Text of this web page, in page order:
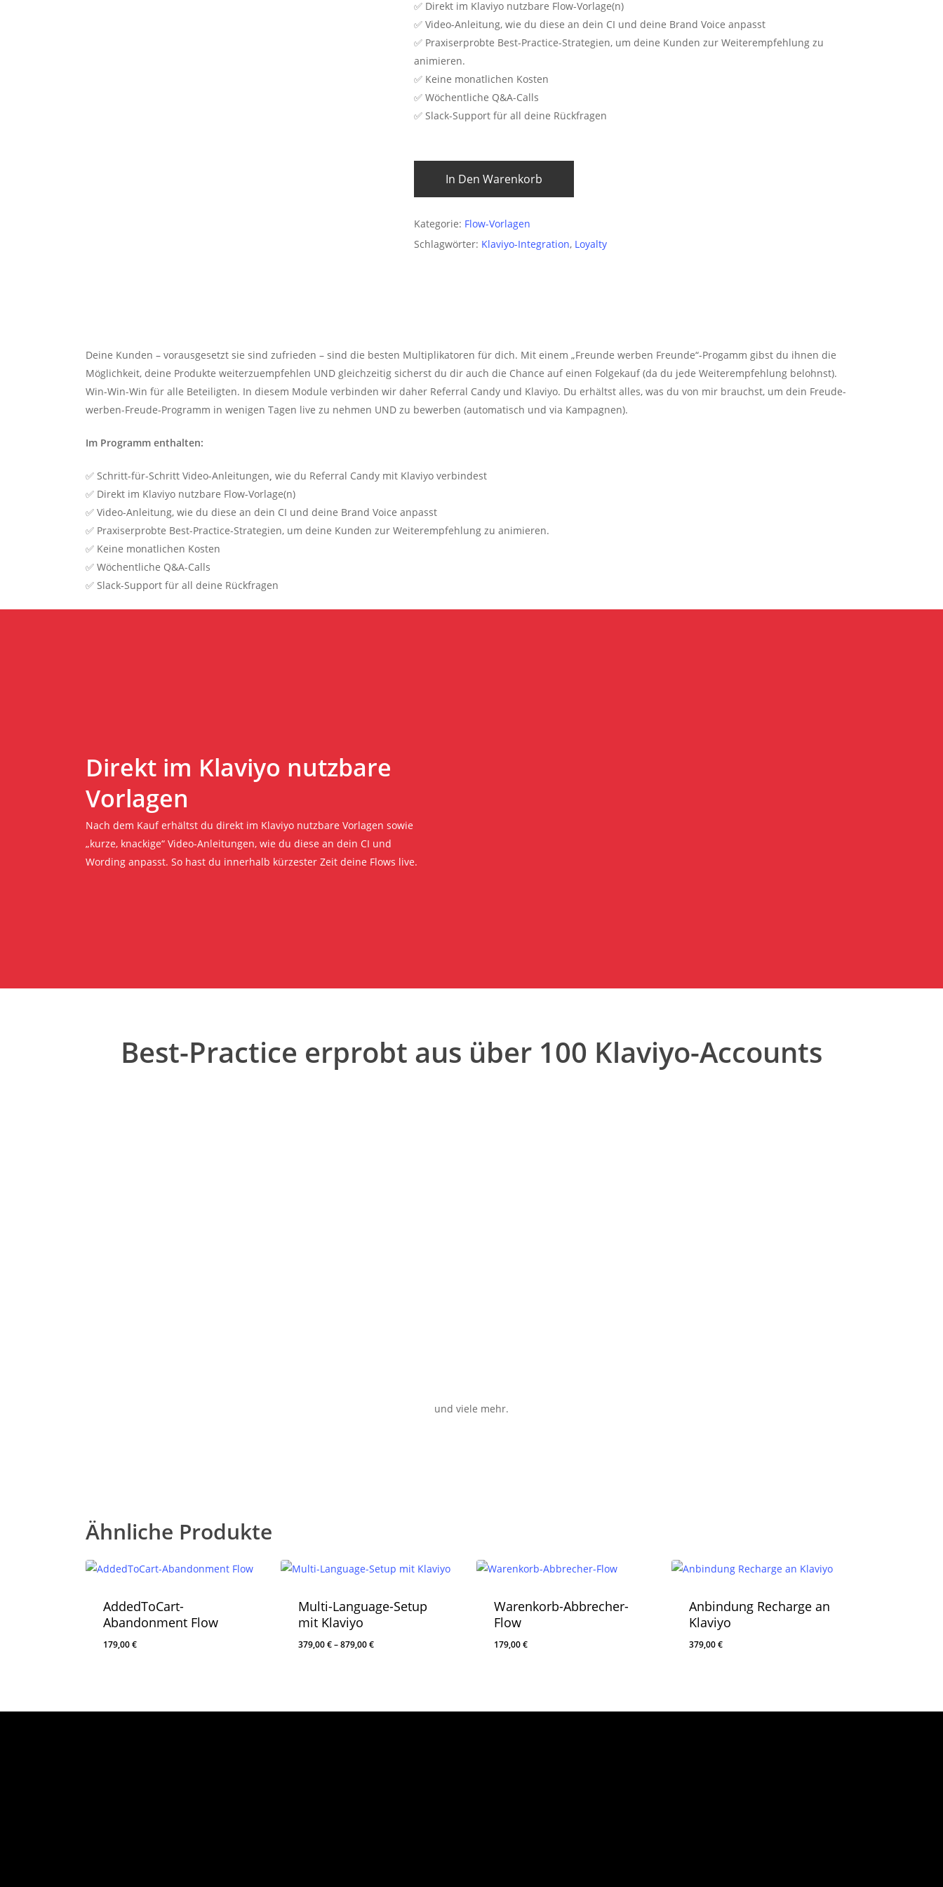
✅ Direkt im Klaviyo nutzbare Flow-Vorlage(n)
✅ Video-Anleitung, wie du diese an dein CI und deine Brand Voice anpasst
✅ Praxiserprobte Best-Practice-Strategien, um deine Kunden zur Weiterempfehlung zu
animieren.
✅ Keine monatlichen Kosten
✅ Wöchentliche Q&A-Calls
✅ Slack-Support für all deine Rückfragen
In Den Warenkorb
Kategorie: Flow-Vorlagen
Schlagwörter: Klaviyo-Integration, Loyalty
Deine Kunden – vorausgesetzt sie sind zufrieden – sind die besten Multiplikatoren für dich. Mit einem „Freunde werben Freunde“-Progamm gibst du ihnen die
Möglichkeit, deine Produkte weiterzuempfehlen UND gleichzeitig sicherst du dir auch die Chance auf einen Folgekauf (da du jede Weiterempfehlung belohnst).
Win-Win-Win für alle Beteiligten. In diesem Module verbinden wir daher Referral Candy und Klaviyo. Du erhältst alles, was du von mir brauchst, um dein Freude-
werben-Freude-Programm in wenigen Tagen live zu nehmen UND zu bewerben (automatisch und via Kampagnen).
Im Programm enthalten:
✅ Schritt-für-Schritt Video-Anleitungen, wie du Referral Candy mit Klaviyo verbindest
✅ Direkt im Klaviyo nutzbare Flow-Vorlage(n)
✅ Video-Anleitung, wie du diese an dein CI und deine Brand Voice anpasst
✅ Praxiserprobte Best-Practice-Strategien, um deine Kunden zur Weiterempfehlung zu animieren.
✅ Keine monatlichen Kosten
✅ Wöchentliche Q&A-Calls
✅ Slack-Support für all deine Rückfragen
Direkt im Klaviyo nutzbare
Vorlagen
Nach dem Kauf erhältst du direkt im Klaviyo nutzbare Vorlagen sowie
„kurze, knackige“ Video-Anleitungen, wie du diese an dein CI und
Wording anpasst. So hast du innerhalb kürzester Zeit deine Flows live.
Best-Practice erprobt aus über 100 Klaviyo-Accounts
und viele mehr.
Ähnliche Produkte
AddedToCart-
Abandonment Flow
179,00€
Multi-Language-Setup
mit Klaviyo
379,00€–879,00€
Warenkorb-Abbrecher-
Flow
179,00€
Anbindung Recharge an
Klaviyo
379,00€